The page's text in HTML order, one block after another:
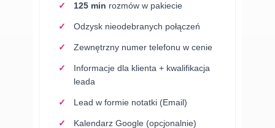
125 min rozmów w pakiecie
Odzysk nieodebranych połączeń
Zewnętrzny numer telefonu w cenie
Informacje dla klienta + kwalifikacja
leada
Lead w formie notatki (Email)
Kalendarz Google (opcjonalnie)